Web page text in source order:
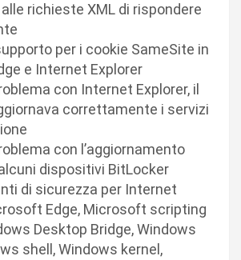
richieste XML di rispondere
per i cookie SameSite in
e Internet Explorer
con Internet Explorer, il
correttamente i servizi
con l’aggiornamento
dispositivi BitLocker
di sicurezza per Internet
Edge, Microsoft scripting
Desktop Bridge, Windows
shell, Windows kernel,